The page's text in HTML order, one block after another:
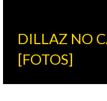
DILLAZ NO
[FOTOS]